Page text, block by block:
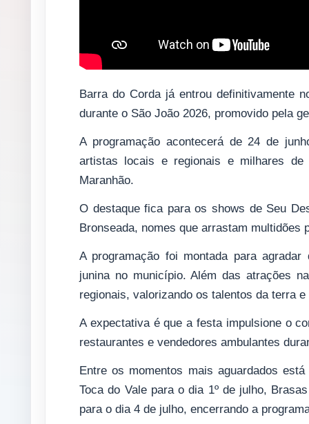
Barra do Corda já entrou definitivamente
durante o São João 2026, promovido pela
A programação acontecerá de 24 de
artistas locais e regionais e milhares
Maranhão.
O destaque fica para os shows de Seu
Bronseada, nomes que arrastam multidões
A programação foi montada para
junina no município. Além das atrações
regionais, valorizando os talentos da terra
A expectativa é que a festa impulsione o
restaurantes e vendedores ambulantes
Entre os momentos mais aguardados
Toca do Vale para o dia 1º de julho,
para o dia 4 de julho, encerrando a